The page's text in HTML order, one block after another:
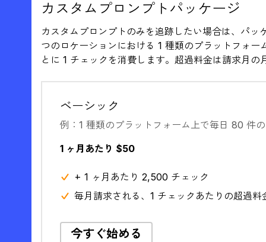
カスタムプロンプトパッケージ
カスタムプロンプトのみを追跡したい場合は、パッ
つのロケーションにおける 1 種類のプラットフォー
とに 1 チェックを消費します。超過料金は請求月の
ベーシック
例：1 種類のプラットフォーム上で毎日 80 件
1 ヶ月あたり $50
+ 1 ヶ月あたり 2,500 チェック
毎月請求される、1 チェックあたりの超過
今すぐ始める